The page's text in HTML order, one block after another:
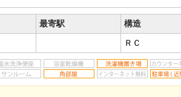
最寄駅 構造
ＲＣ